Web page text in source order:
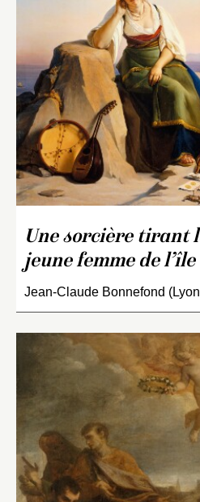
Une sorcière tirant
jeune femme de l’île
Jean-Claude Bonnefond